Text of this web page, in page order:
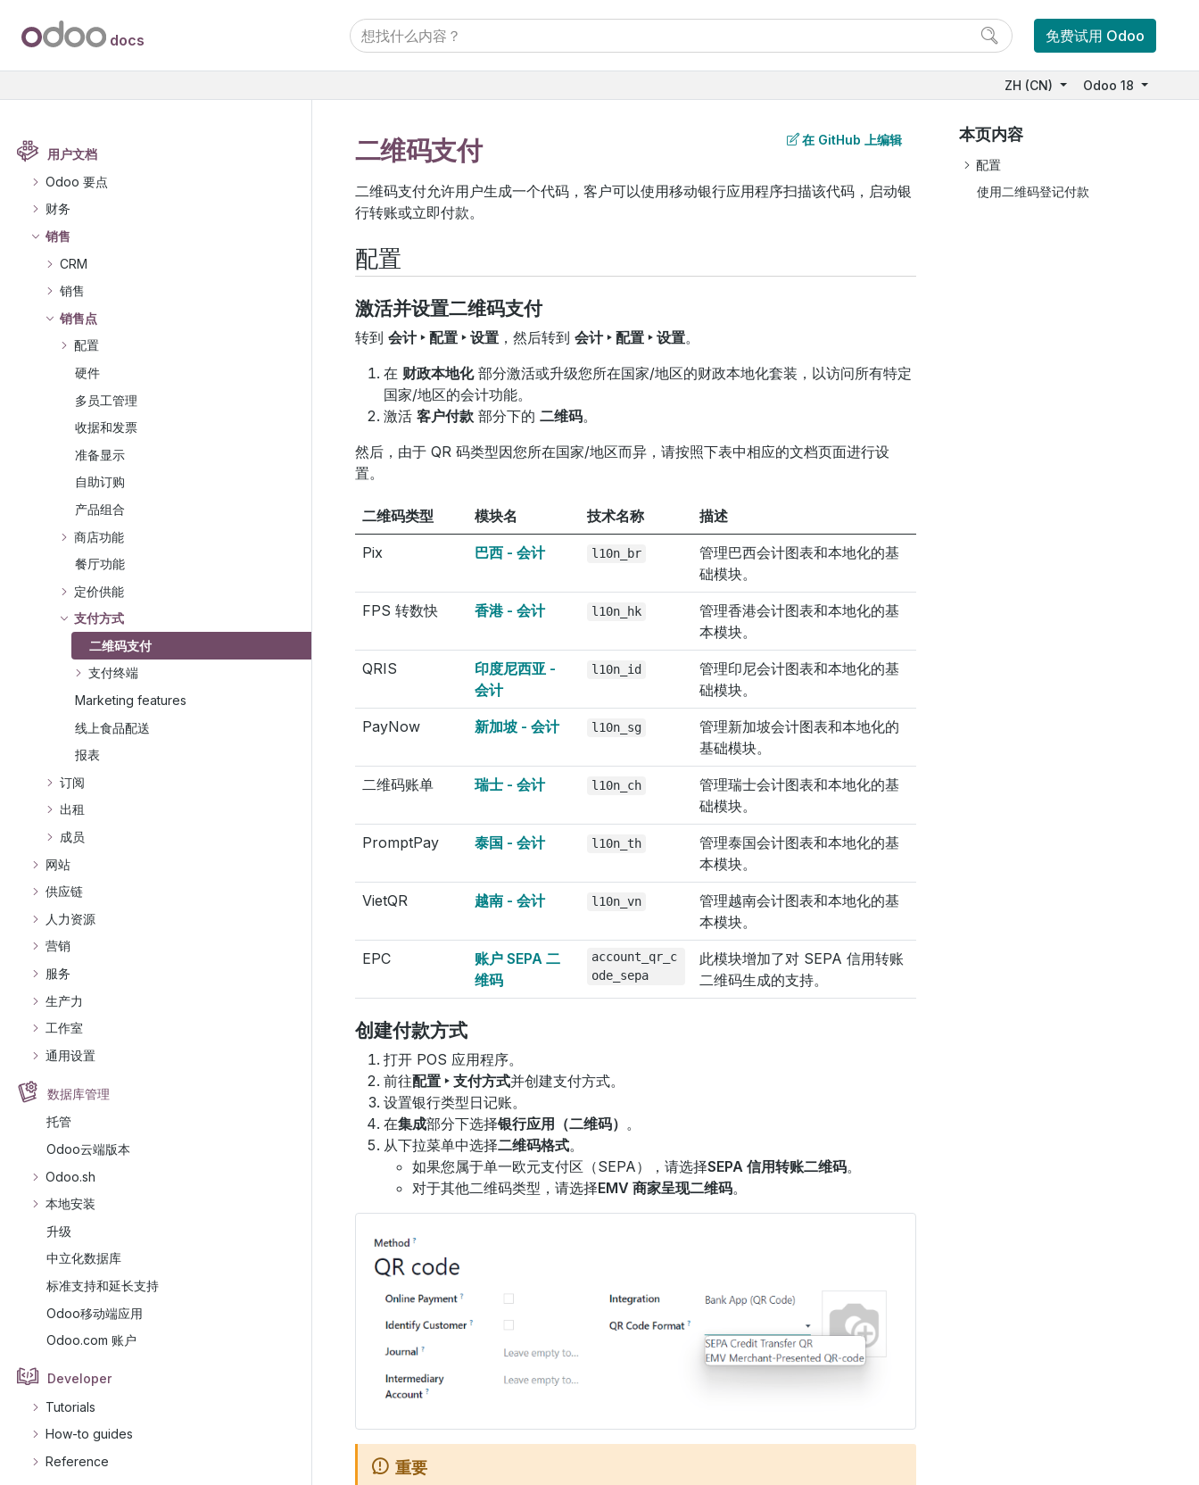
用户文档
Odoo 要点
财务
销售
CRM
销售
销售点
配置
硬件
多员工管理
收据和发票
准备显示
自助订购
产品组合
商店功能
餐厅功能
定价供能
支付方式
二维码支付
支付终端
Marketing features
线上食品配送
报表
订阅
出租
成员
网站
供应链
人力资源
营销
服务
生产力
工作室
通用设置
数据库管理
托管
Odoo云端版本
Odoo.sh
本地安装
升级
中立化数据库
标准支持和延长支持
Odoo移动端应用
Odoo.com 账户
Developer
Tutorials
How-to guides
Reference
docs 免费试用 Odoo
ZH (CN) Odoo 18
二维码支付
二维码支付允许用户生成一个代码，客户可以使用移动银行应用程序扫描该代码，启动银
行转账或立即付款。
配置
激活并设置二维码支付
转到 会计 ‣ 配置 ‣ 设置 ，然后转到 会计 ‣ 配置 ‣ 设置。
在 财政本地化部分激活或升级您所在国家/地区的财政本地化套装，以访问所有特定
国家/地区的会计功能。
激活 客户付款 部分下的 二维码。
然后，由于 QR 码类型因您所在国家/地区而异，请按照下表中相应的文档页面进行设
置。
二维码类型 模块名 技术名称 描述
Pix 巴西 - 会计 l10n_br
管理巴西会计图表和本地化的基
础模块。
FPS 转数快 香港 - 会计 l10n_hk
管理香港会计图表和本地化的基
本模块。
QRIS
印度尼西亚 -
会计
l10n_id
管理印尼会计图表和本地化的基
础模块。
PayNow 新加坡 - 会计 l10n_sg
管理新加坡会计图表和本地化的
基础模块。
二维码账单 瑞士 - 会计 l10n_ch
管理瑞士会计图表和本地化的基
础模块。
PromptPay 泰国 - 会计 l10n_th
管理泰国会计图表和本地化的基
本模块。
VietQR 越南 - 会计 l10n_vn
管理越南会计图表和本地化的基
本模块。
EPC
账户 SEPA 二
维码
account_qr_c
ode_sepa
此模块增加了对 SEPA 信用转账
二维码生成的支持。
创建付款方式
打开 POS 应用程序。
前往配置 ‣ 支付方式并创建支付方式。
设置银行类型日记账。
在集成部分下选择银行应用（二维码） 。
从下拉菜单中选择二维码格式。
如果您属于单一欧元支付区（SEPA），请选择SEPA 信用转账二维码。
对于其他二维码类型，请选择EMV 商家呈现二维码。
重要
在 GitHub 上编辑 本页内容
配置
使用二维码登记付款